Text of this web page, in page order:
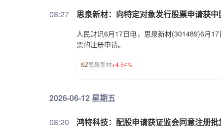
08:27 思泉新材：向特定对象发行股票申请获
人民财讯6月17日电，思泉新材(301489)6月
票的注册申请。
SZ思泉新材+4.54%
2026-06-12 星期五
08:20 鸿特科技：配股申请获证监会同意注册批